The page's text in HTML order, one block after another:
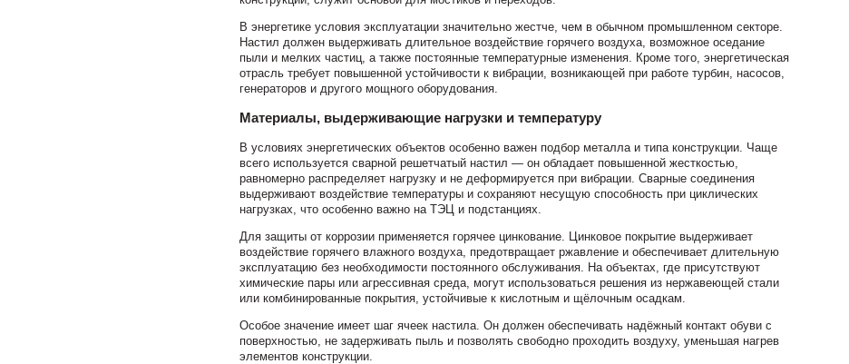
В энергетике условия эксплуатации значительно жестче, чем в обычном промышленном секторе.
Настил должен выдерживать длительное воздействие горячего воздуха, возможное оседание
пыли и мелких частиц, а также постоянные температурные изменения. Кроме того, энергетическая
отрасль требует повышенной устойчивости к вибрации, возникающей при работе турбин, насосов,
генераторов и другого мощного оборудования.
Материалы, выдерживающие нагрузки и температуру
В условиях энергетических объектов особенно важен подбор металла и типа конструкции. Чаще
всего используется сварной решетчатый настил — он обладает повышенной жесткостью,
равномерно распределяет нагрузку и не деформируется при вибрации. Сварные соединения
выдерживают воздействие температуры и сохраняют несущую способность при циклических
нагрузках, что особенно важно на ТЭЦ и подстанциях.
Для защиты от коррозии применяется горячее цинкование. Цинковое покрытие выдерживает
воздействие горячего влажного воздуха, предотвращает ржавление и обеспечивает длительную
эксплуатацию без необходимости постоянного обслуживания. На объектах, где присутствуют
химические пары или агрессивная среда, могут использоваться решения из нержавеющей стали
или комбинированные покрытия, устойчивые к кислотным и щёлочным осадкам.
Особое значение имеет шаг ячеек настила. Он должен обеспечивать надёжный контакт обуви с
поверхностью, не задерживать пыль и позволять свободно проходить воздуху, уменьшая нагрев
элементов конструкции.